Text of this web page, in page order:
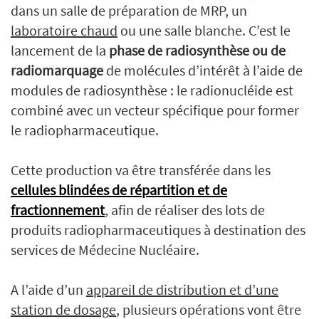
dans un salle de préparation de MRP, un
laboratoire chaud ou une salle blanche. C’est le
lancement de la phase de radiosynthèse ou de
radiomarquage de molécules d’intérêt à l’aide de
modules de radiosynthèse : le radionucléide est
combiné avec un vecteur spécifique pour former
le radiopharmaceutique.
Cette production va être transférée dans les
cellules blindées de répartition et de
fractionnement, afin de réaliser des lots de
produits radiopharmaceutiques à destination des
services de Médecine Nucléaire.
A l’aide d’un appareil de distribution et d’une
station de dosage, plusieurs opérations vont être